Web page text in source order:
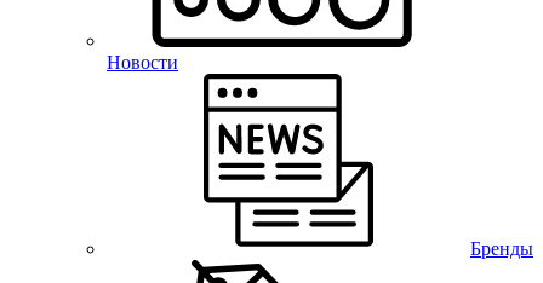
Новости
Бренды